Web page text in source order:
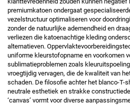
premiumkatoen ondergaat
vezelstructuur optimaliseren voor
zonder de natuurlijke ademendheid en
verliezen die katoenachtige kleding
alternatieven.
uniforme kleurstofopname en voorkomen
sublimatieproblemen zoals
vroegtijdig vervagen, die de kwaliteit van
schaden. De filosofie achter het blanco-T-
neutrale esthetiek en strakke
‘canvas’ vormt voor diverse